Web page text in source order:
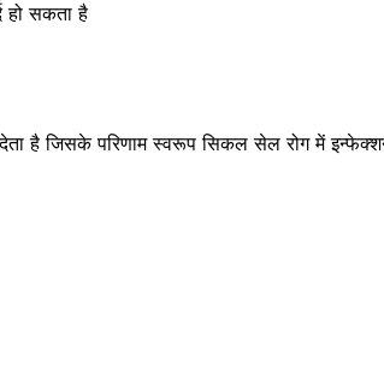
हो सकता है
है जिसके परिणाम स्वरूप सिकल सेल रोग में